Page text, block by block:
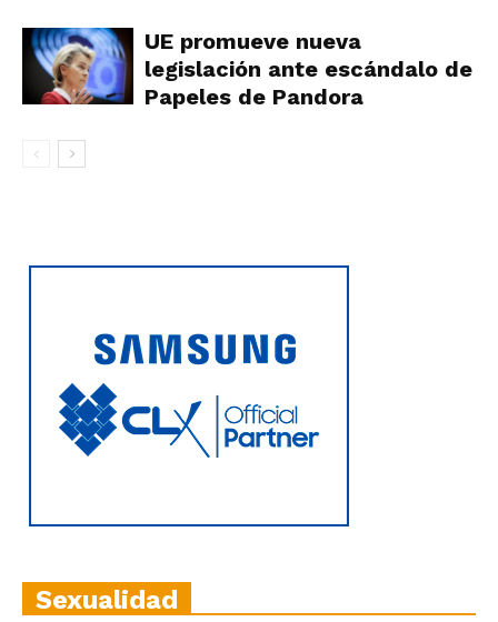
UE promueve nueva
legislación ante escándalo de
Papeles de Pandora
Sexualidad